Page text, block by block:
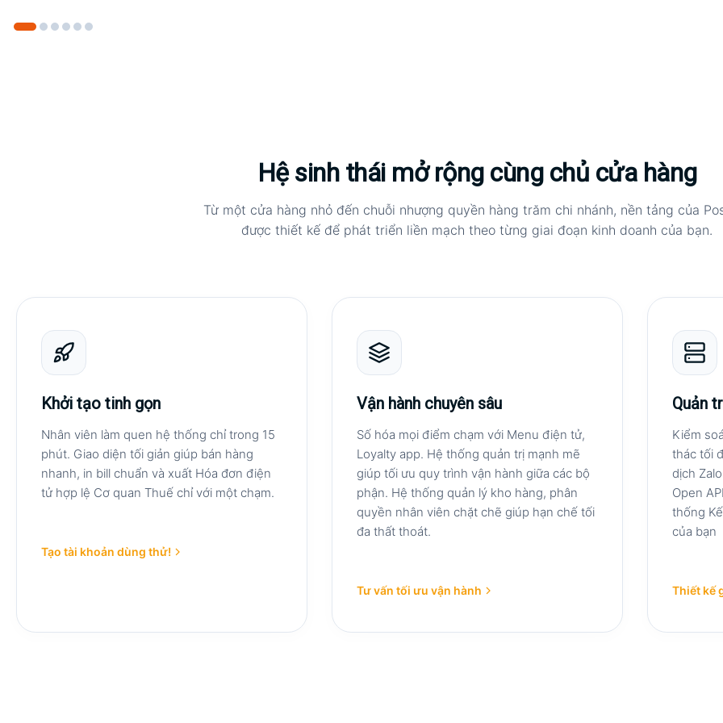
Hệ sinh thái mở rộng cùng chủ cửa hàng
Từ một cửa hàng nhỏ đến chuỗi nhượng quyền hàng trăm chi nhánh, nền tảng của
được thiết kế để phát triển liền mạch theo từng giai đoạn kinh doanh của bạn.
Khởi tạo tinh gọn
Nhân viên làm quen hệ thống chỉ trong 15
phút. Giao diện tối giản giúp bán hàng
nhanh, in bill chuẩn và xuất Hóa đơn điện
tử hợp lệ Cơ quan Thuế chỉ với một chạm.
Tạo tài khoản dùng thử!
Vận hành chuyên sâu
Số hóa mọi điểm chạm với Menu điện tử,
Loyalty app. Hệ thống quản trị mạnh mẽ
giúp tối ưu quy trình vận hành giữa các bộ
phận. Hệ thống quản lý kho hàng, phân
quyền nhân viên chặt chẽ giúp hạn chế tối
đa thất thoát.
Tư vấn tối ưu vận hành
Quản
Kiểm
thác tối
dịch
Open
thống
của bạn
Thiết kế